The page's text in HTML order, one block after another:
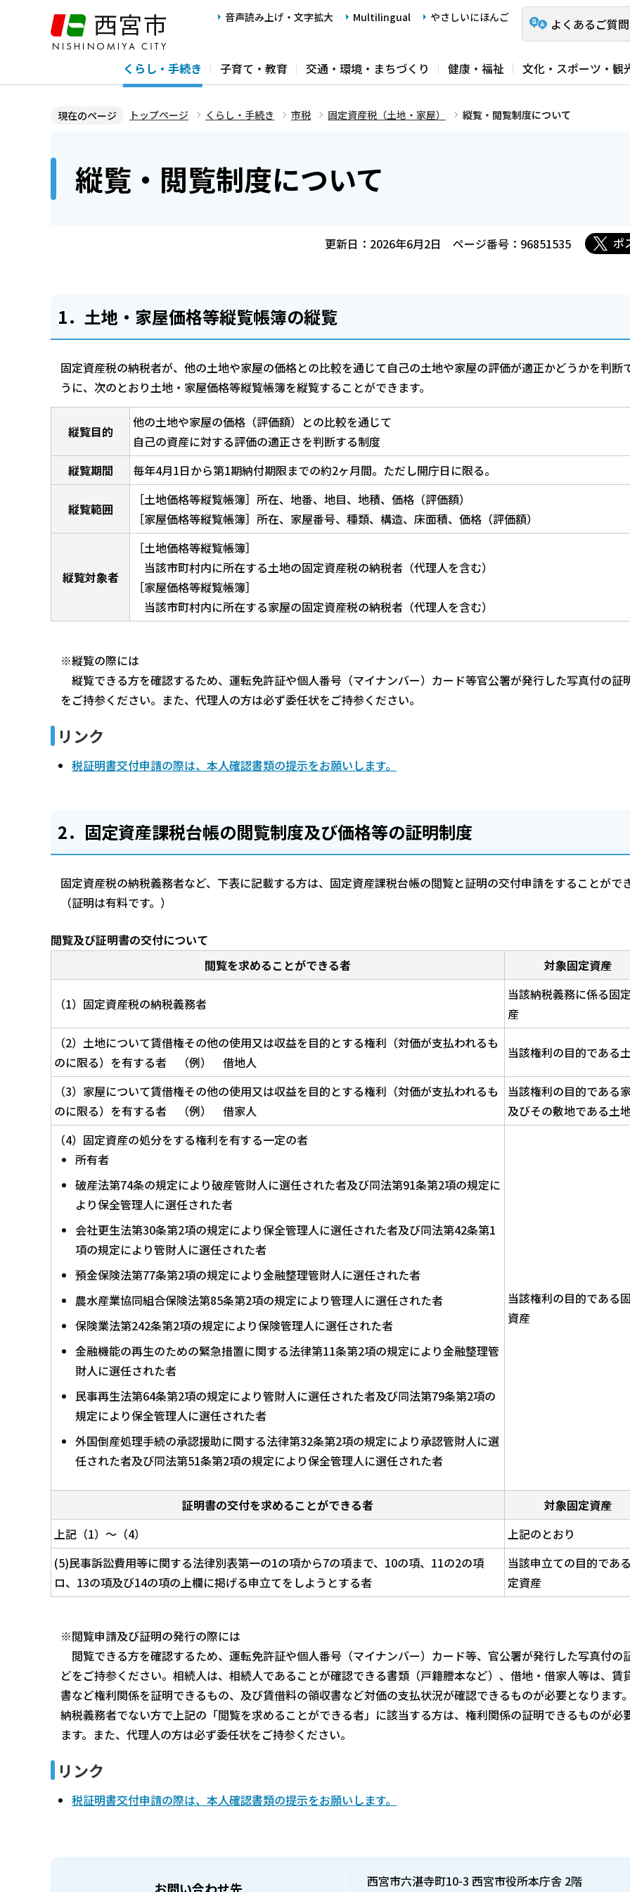
ジ
音声読み上げ・文字拡大 Multilingual やさしいにほんご よくあるご質問
くらし・手続き 子育て・教育 交通・環境・まちづくり 健康・福祉 文化・スポーツ・観
現在のページ トップページ くらし・手続き 市税 固定資産税（土地・家屋） 縦覧・閲覧制度について
縦覧・閲覧制度について
更新日：2026年6月2日 ページ番号：96851535 ポ
1．土地・家屋価格等縦覧帳簿の縦覧
固定資産税の納税者が、他の土地や家屋の価格との比較を通じて自己の土地や家屋の評価が適正かどうかを判断
うに、次のとおり土地・家屋価格等縦覧帳簿を縦覧することができます。
縦覧目的
他の土地や家屋の価格（評価額）との比較を通じて
自己の資産に対する評価の適正さを判断する制度
縦覧期間
毎年4月1日から第1期納付期限までの約2ヶ月間。ただし開庁日に限る。
縦覧範囲
［土地価格等縦覧帳簿］所在、地番、地目、地積、価格（評価額）
［家屋価格等縦覧帳簿］所在、家屋番号、種類、構造、床面積、価格（評価額）
縦覧対象者
［土地価格等縦覧帳簿］
当該市町村内に所在する土地の固定資産税の納税者（代理人を含む）
［家屋価格等縦覧帳簿］
当該市町村内に所在する家屋の固定資産税の納税者（代理人を含む）
※縦覧の際には
縦覧できる方を確認するため、運転免許証や個人番号（マイナンバー）カード等官公署が発行した写真付の証
をご持参ください。また、代理人の方は必ず委任状をご持参ください。
リンク
税証明書交付申請の際は、本人確認書類の提示をお願いします。
2．固定資産課税台帳の閲覧制度及び価格等の証明制度
固定資産税の納税義務者など、下表に記載する方は、固定資産課税台帳の閲覧と証明の交付申請をすることができ
（証明は有料です。）
閲覧及び証明書の交付について
閲覧を求めることができる者
対象固定資産
（1）固定資産税の納税義務者
当該納税義務に係る固
産
（2）土地について賃借権その他の使用又は収益を目的とする権利（対価が支払われるも
のに限る）を有する者 （例） 借地人
当該権利の目的である
（3）家屋について賃借権その他の使用又は収益を目的とする権利（対価が支払われるも
のに限る）を有する者 （例） 借家人
当該権利の目的である
及びその敷地である土
（4）固定資産の処分をする権利を有する一定の者
所有者
破産法第74条の規定により破産管財人に選任された者及び同法第91条第2項の規定に
より保全管理人に選任された者
会社更生法第30条第2項の規定により保全管理人に選任された者及び同法第42条第1
項の規定により管財人に選任された者
預金保険法第77条第2項の規定により金融整理管財人に選任された者
農水産業協同組合保険法第85条第2項の規定により管理人に選任された者
保険業法第242条第2項の規定により保険管理人に選任された者
金融機能の再生のための緊急措置に関する法律第11条第2項の規定により金融整理管
財人に選任された者
民事再生法第64条第2項の規定により管財人に選任された者及び同法第79条第2項の
規定により保全管理人に選任された者
外国倒産処理手続の承認援助に関する法律第32条第2項の規定により承認管財人に選
任された者及び同法第51条第2項の規定により保全管理人に選任された者
当該権利の目的である
資産
証明書の交付を求めることができる者
対象固定資産
上記（1）～（4）
上記のとおり
(5)民事訴訟費用等に関する法律別表第一の1の項から7の項まで、10の項、11の2の項
ロ、13の項及び14の項の上欄に掲げる申立てをしようとする者
当該申立ての目的であ
定資産
※閲覧申請及び証明の発行の際には
閲覧できる方を確認するため、運転免許証や個人番号（マイナンバー）カード等、官公署が発行した写真付の
どをご持参ください。相続人は、相続人であることが確認できる書類（戸籍謄本など）、借地・借家人等は、賃
書など権利関係を証明できるもの、及び賃借料の領収書など対価の支払状況が確認できるものが必要となります。
納税義務者でない方で上記の「閲覧を求めることができる者」に該当する方は、権利関係の証明できるものが必
ます。また、代理人の方は必ず委任状をご持参ください。
リンク
税証明書交付申請の際は、本人確認書類の提示をお願いします。
西宮市六湛寺町10-3 西宮市役所本庁舎 2階